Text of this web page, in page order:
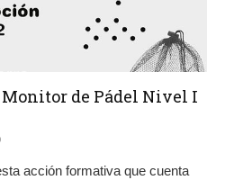
Monitor de Pádel Nivel I
acción formativa que cuenta